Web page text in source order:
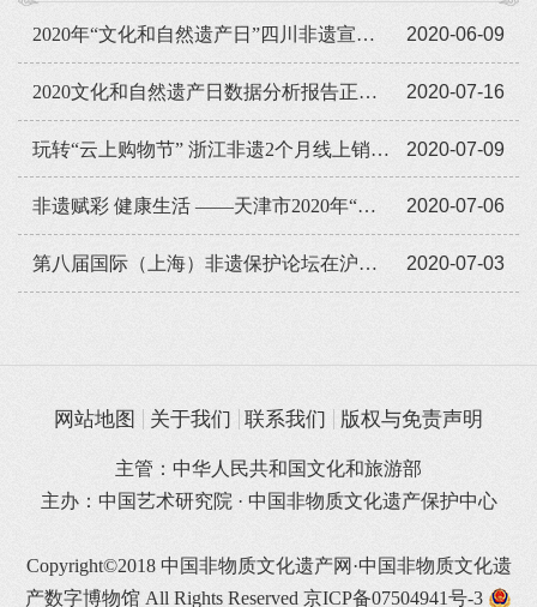
2020-06-09
2020年“文化和自然遗产日”四川非遗宣传展示系列活动即将启动
2020-07-16
2020文化和自然遗产日数据分析报告正式发布
2020-07-09
玩转“云上购物节” 浙江非遗2个月线上销售额近9亿元
2020-07-06
非遗赋彩 健康生活 ——天津市2020年“文化和自然遗产日”活动回顾
2020-07-03
第八届国际（上海）非遗保护论坛在沪举行
网站地图 关于我们 联系我们 版权与免责声明
主管：中华人民共和国文化和旅游部
主办：中国艺术研究院 · 中国非物质文化遗产保护中心
Copyright©2018 中国非物质文化遗产网·中国非物质文化遗
产数字博物馆 All Rights Reserved 京ICP备07504941号-3